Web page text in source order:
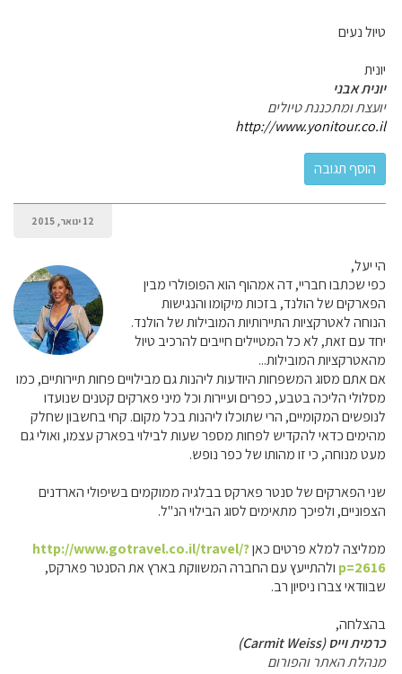
טיול נעים
יונית
יונית אבני
יועצת ומתכננת טיולים
http://www.yonitour.co.il
12 ינואר, 2015
הי יעל,
כפי שכתבו חבריי, דה אמהוף הוא הפופולרי מבין
הפארקים של הולנד, בזכות מיקומו והנגישות
הנוחה לאטרקציות התיירותיות המובילות של הולנד.
יחד עם זאת, לא כל המטיילים חייבים להרכיב טיול
מהאטרקציות המובילות...
אם אתם מסוג המשפחות היודעות ליהנות גם מבילויים פחות תיירותיים, כמו
מסלולי הליכה בטבע, כפרים ועיירות וכל מיני פארקים קטנים שנועדו
לנופשים המקומיים, הרי שתוכלו ליהנות בכל מקום. קחי בחשבון שחלק
מהימים כדאי להקדיש לפחות מספר שעות לבילוי בפארק עצמו, ואולי גם
מעט מנוחה, כי זו מהותו של כפר נופש.
שני הפארקים של סנטר פארקס בבלגיה ממוקמים בשיפולי הארדנים
הצפוניים, ולפיכך מתאימים לסוג הבילוי הנ"ל.
ממליצה למלא פרטים כאןhttp://www.gotravel.co.il/travel/?
p=2616 ולהתייעץ עם החברה המשווקת בארץ את הסנטר פארקס,
שבוודאי צברו ניסיון רב.
בהצלחה,
כרמית וייס (Carmit Weiss)
מנהלת האתר והפורום